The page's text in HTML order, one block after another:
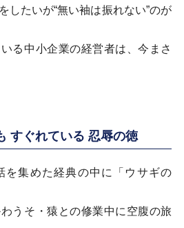
したいが“無い袖は振れない”のが
る中小企業の経営者は、今まさ
すぐれている 忍辱の徳
を集めた経典の中に「ウサギの
うそ・猿との修業中に空腹の旅